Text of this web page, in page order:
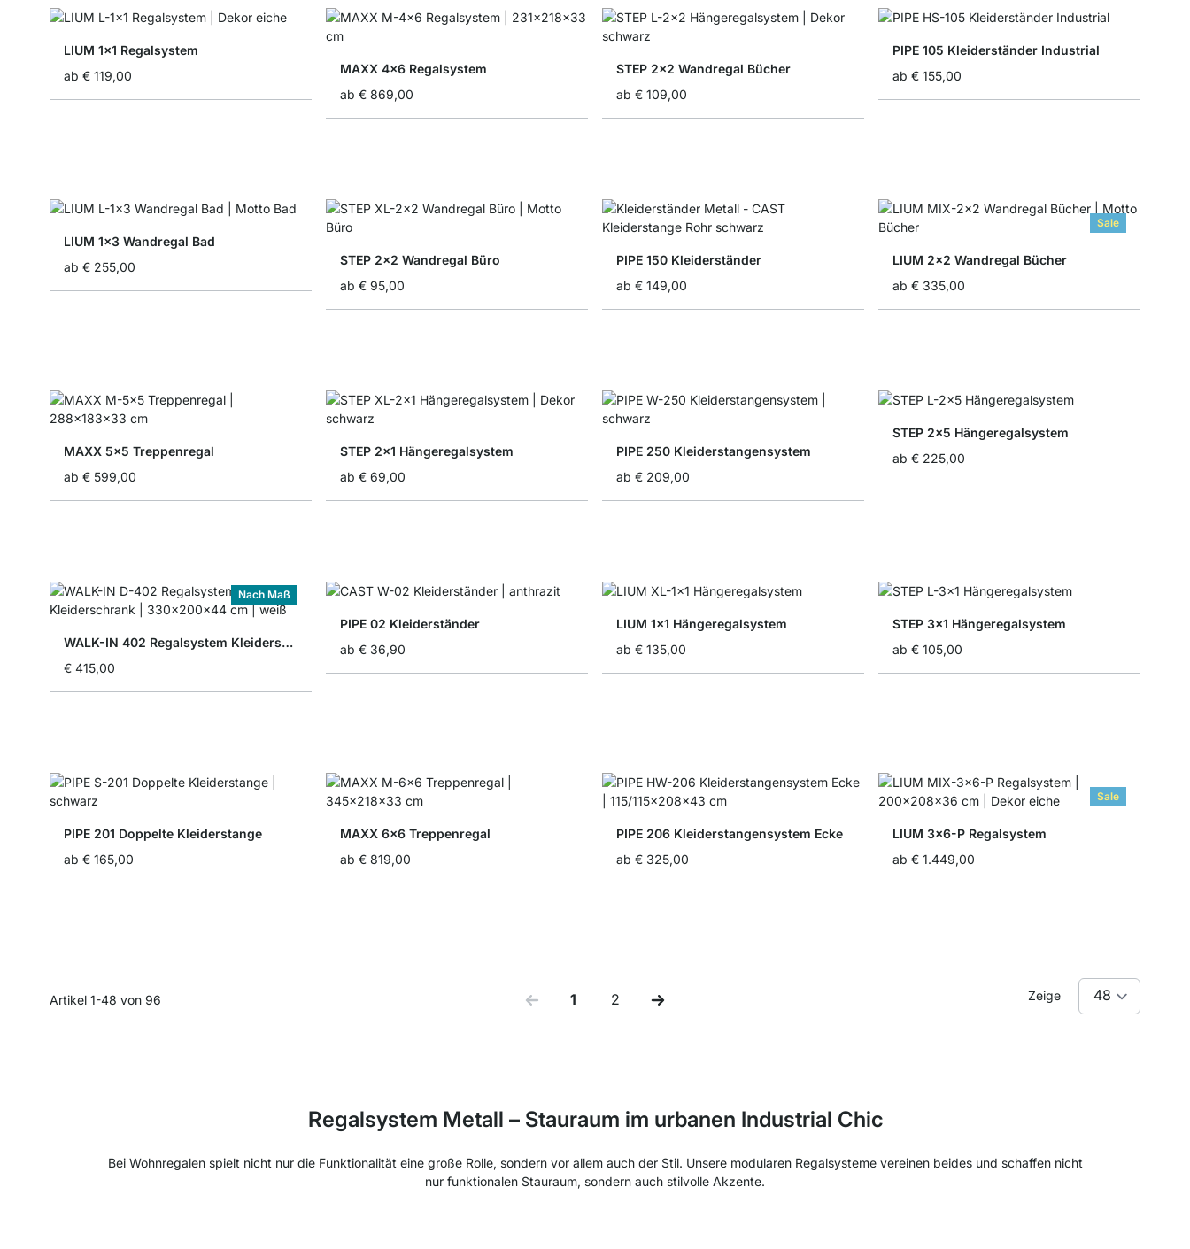
LIUM 1x1 Regalsystem
ab € 119,00
MAXX 4x6 Regalsystem
ab € 869,00
STEP 2x2 Wandregal Bücher
ab € 109,00
PIPE 105 Kleiderständer Industrial
ab € 155,00
LIUM 1x3 Wandregal Bad
ab € 255,00
STEP 2x2 Wandregal Büro
ab € 95,00
PIPE 150 Kleiderständer
ab € 149,00
Sale
LIUM 2x2 Wandregal Bücher
ab € 335,00
MAXX 5x5 Treppenregal
ab € 599,00
STEP 2x1 Hängeregalsystem
ab € 69,00
PIPE 250 Kleiderstangensystem
ab € 209,00
STEP 2x5 Hängeregalsystem
ab € 225,00
Nach Maß
WALK-IN 402 Regalsystem Kleiderschrank
€ 415,00
PIPE 02 Kleiderständer
ab € 36,90
LIUM 1x1 Hängeregalsystem
ab € 135,00
STEP 3x1 Hängeregalsystem
ab € 105,00
PIPE 201 Doppelte Kleiderstange
ab € 165,00
MAXX 6x6 Treppenregal
ab € 819,00
PIPE 206 Kleiderstangensystem Ecke
ab € 325,00
Sale
LIUM 3x6-P Regalsystem
ab € 1.449,00
Artikel 1-48 von 96 Sie lesen gerade Seite
1 Seite
2 Zeige
Regalsystem Metall – Stauraum im urbanen Industrial Chic
Bei Wohnregalen spielt nicht nur die Funktionalität eine große Rolle, sondern vor allem auch der Stil. Unsere modularen Regalsysteme vereinen beides und schaffen nicht
nur funktionalen Stauraum, sondern auch stilvolle Akzente.